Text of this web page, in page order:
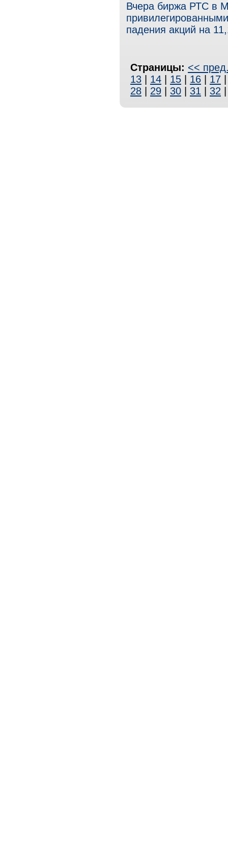
Вчера биржа РТС в
падения акций на
Страницы: <<
13
14 15 16 17
28
29 30 31 32